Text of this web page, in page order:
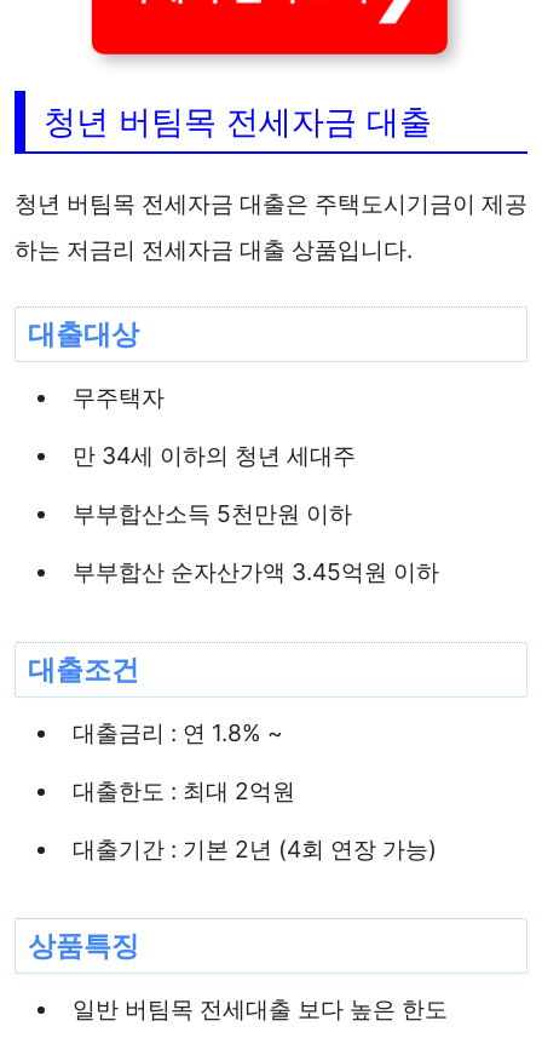
청년 버팀목 전세자금 대출
청년 버팀목 전세자금 대출은 주택도시기금이 제공
하는 저금리 전세자금 대출 상품입니다.
대출대상
무주택자
만 34세 이하의 청년 세대주
부부합산소득 5천만원 이하
부부합산 순자산가액 3.45억원 이하
대출조건
대출금리 : 연 1.8% ~
대출한도 : 최대 2억원
대출기간 : 기본 2년 (4회 연장 가능)
상품특징
일반 버팀목 전세대출 보다 높은 한도